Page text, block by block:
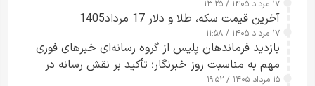
۱۷ مرداد ۱۴۰۵ / ۱۳:۲۵
آخرین قیمت سکه، طلا و دلار 17 مرداد1405
۱۷ مرداد ۱۴۰۵ / ۱۱:۵۸
بازدید فرماندهان پلیس از گروه رسانه‌ای خبرهای فوری
مهم به مناسبت روز خبرنگار؛ تأکید بر نقش رسانه در
تقویت امنیت و اعتماد عمومی
۱۵ مرداد ۱۴۰۵ / ۱۹:۵۲